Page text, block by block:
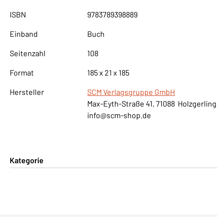
ISBN 9783789398889
Einband Buch
Seitenzahl 108
Format 185 x 21 x 185
Hersteller
SCM Verlagsgruppe GmbH
Max-Eyth-Straße 41, 71088
info@scm-shop.de
Kategorie